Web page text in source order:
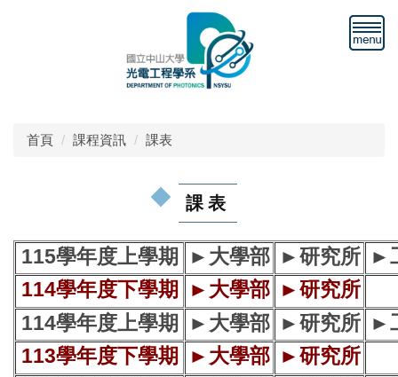
首頁 課程資訊 課表
課表
115學年度上學期 ► 大學部 ► 研究所 ►
114學年度下學期
► 大學部 ► 研究所
114學年度上學期
► 大學部 ► 研究所 ►
113學年度下學期
► 大學部 ► 研究所